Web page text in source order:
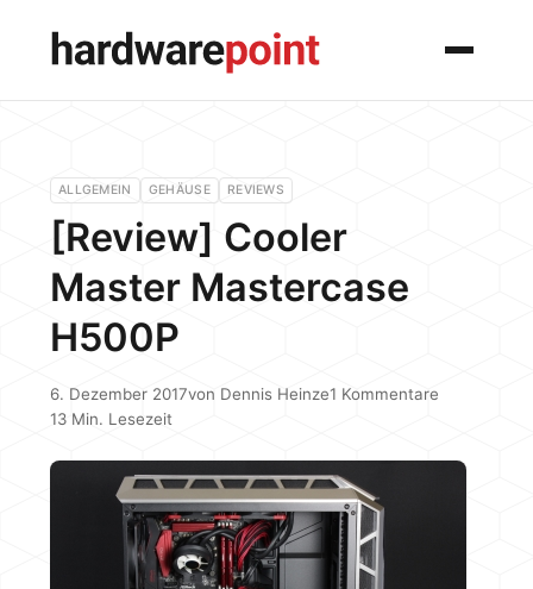
Menü
ALLGEMEIN GEHÄUSE REVIEWS
[Review] Cooler
Master Mastercase
H500P
6. Dezember 2017von Dennis Heinze1 Kommentare
13 Min. Lesezeit